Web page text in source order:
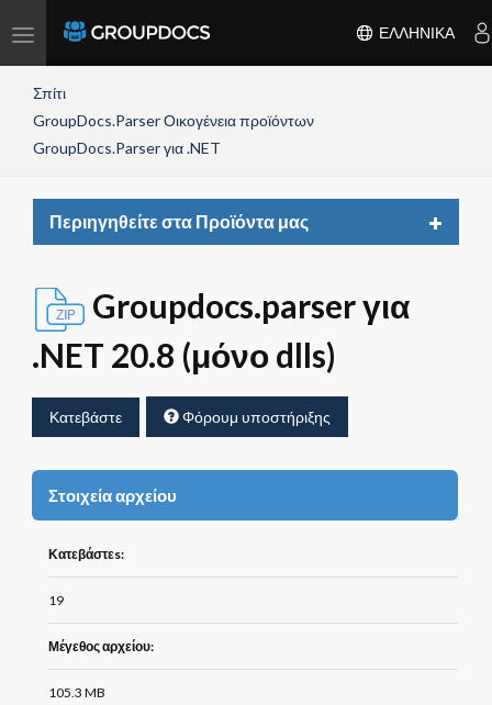
Toggle
ΕΛΛΗΝΙΚΆ
Σπίτι
GroupDocs.Parser Οικογένεια προϊόντων
GroupDocs.Parser για .NET
Περιηγηθείτε στα Προϊόντα μας
Toggle
Groupdocs.parser για
.NET 20.8 (μόνο dlls)
Κατεβάστε Φόρουμ υποστήριξης
Στοιχεία αρχείου
Κατεβάστεs:
19
Μέγεθος αρχείου:
105.3 MB